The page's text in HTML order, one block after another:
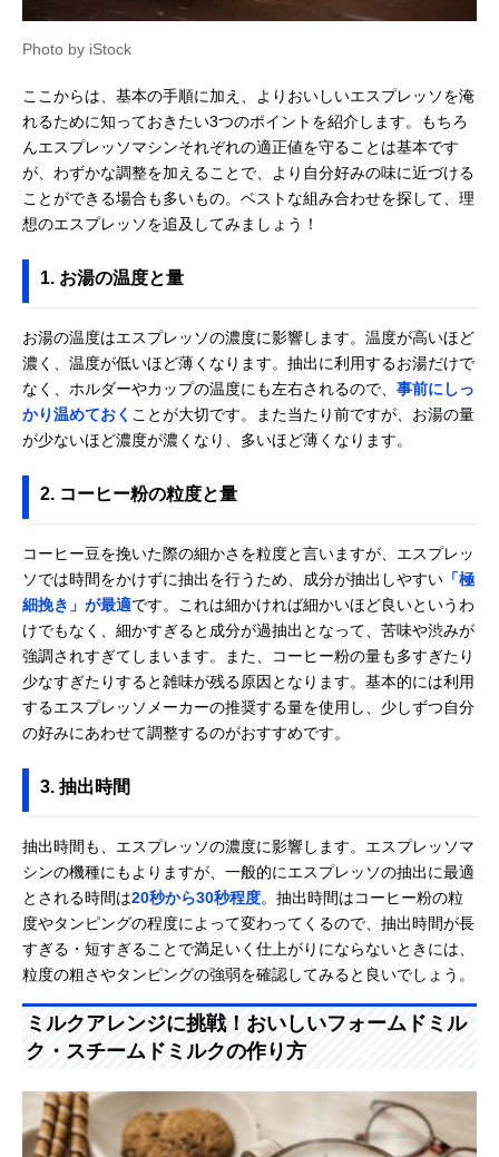
Photo by iStock
ここからは、基本の手順に加え、よりおいしいエスプレッソを淹
れるために知っておきたい3つのポイントを紹介します。もちろ
んエスプレッソマシンそれぞれの適正値を守ることは基本です
が、わずかな調整を加えることで、より自分好みの味に近づける
ことができる場合も多いもの。ベストな組み合わせを探して、理
想のエスプレッソを追及してみましょう！
1. お湯の温度と量
お湯の温度はエスプレッソの濃度に影響します。温度が高いほど
濃く、温度が低いほど薄くなります。抽出に利用するお湯だけで
なく、ホルダーやカップの温度にも左右されるので、 事前にしっ
かり温めておく ことが大切です。また当たり前ですが、お湯の量
が少ないほど濃度が濃くなり、多いほど薄くなります。
2. コーヒー粉の粒度と量
コーヒー豆を挽いた際の細かさを粒度と言いますが、エスプレッ
ソでは時間をかけずに抽出を行うため、成分が抽出しやすい 「極
細挽き」が最適です。これは細かければ細かいほど良いというわ
けでもなく、細かすぎると成分が過抽出となって、苦味や渋みが
強調されすぎてしまいます。また、コーヒー粉の量も多すぎたり
少なすぎたりすると雑味が残る原因となります。基本的には利用
するエスプレッソメーカーの推奨する量を使用し、少しずつ自分
の好みにあわせて調整するのがおすすめです。
3. 抽出時間
抽出時間も、エスプレッソの濃度に影響します。エスプレッソマ
シンの機種にもよりますが、一般的にエスプレッソの抽出に最適
とされる時間は20秒から30秒程度。抽出時間はコーヒー粉の粒
度やタンピングの程度によって変わってくるので、抽出時間が長
すぎる・短すぎることで満足いく仕上がりにならないときには、
粒度の粗さやタンピングの強弱を確認してみると良いでしょう。
ミルクアレンジに挑戦！おいしいフォームドミル
ク・スチームドミルクの作り方